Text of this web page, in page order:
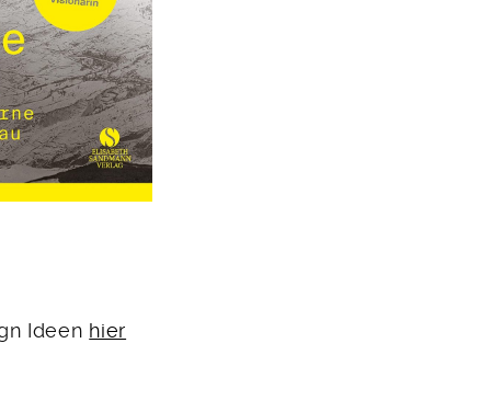
Ideen hier